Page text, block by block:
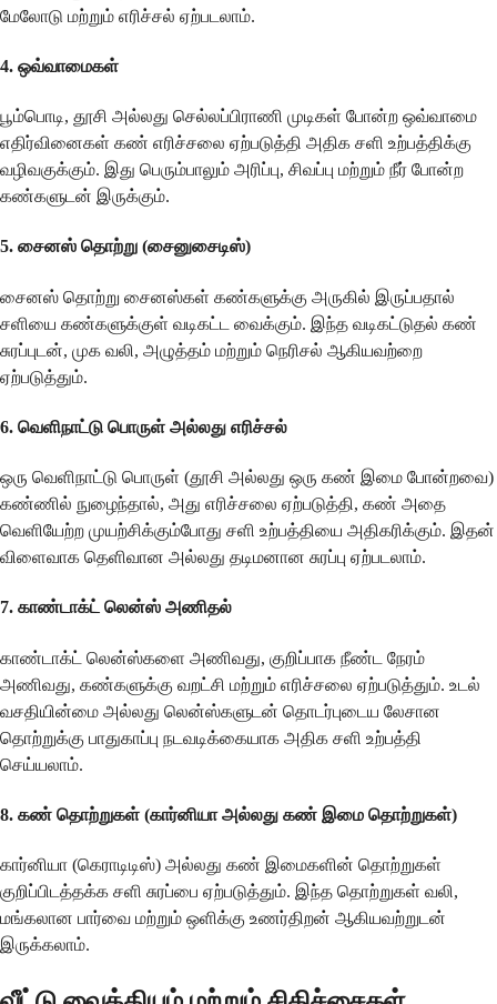
மேலோடு மற்றும் எரிச்சல் ஏற்படலாம்.
4. ஒவ்வாமைகள்
பூம்பொடி, தூசி அல்லது செல்லப்பிராணி முடிகள் போன்ற ஒவ்வாமை
எதிர்வினைகள் கண் எரிச்சலை ஏற்படுத்தி அதிக சளி உற்பத்திக்கு
வழிவகுக்கும். இது பெரும்பாலும் அரிப்பு, சிவப்பு மற்றும் நீர் போன்ற
கண்களுடன் இருக்கும்.
5. சைனஸ் தொற்று (சைனுசைடிஸ்)
சைனஸ் தொற்று சைனஸ்கள் கண்களுக்கு அருகில் இருப்பதால்
சளியை கண்களுக்குள் வடிகட்ட வைக்கும். இந்த வடிகட்டுதல் கண்
சுரப்புடன், முக வலி, அழுத்தம் மற்றும் நெரிசல் ஆகியவற்றை
ஏற்படுத்தும்.
6. வெளிநாட்டு பொருள் அல்லது எரிச்சல்
ஒரு வெளிநாட்டு பொருள் (தூசி அல்லது ஒரு கண் இமை போன்றவை)
கண்ணில் நுழைந்தால், அது எரிச்சலை ஏற்படுத்தி, கண் அதை
வெளியேற்ற முயற்சிக்கும்போது சளி உற்பத்தியை அதிகரிக்கும். இதன்
விளைவாக தெளிவான அல்லது தடிமனான சுரப்பு ஏற்படலாம்.
7. காண்டாக்ட் லென்ஸ் அணிதல்
காண்டாக்ட் லென்ஸ்களை அணிவது, குறிப்பாக நீண்ட நேரம்
அணிவது, கண்களுக்கு வறட்சி மற்றும் எரிச்சலை ஏற்படுத்தும். உடல்
வசதியின்மை அல்லது லென்ஸ்களுடன் தொடர்புடைய லேசான
தொற்றுக்கு பாதுகாப்பு நடவடிக்கையாக அதிக சளி உற்பத்தி
செய்யலாம்.
8. கண் தொற்றுகள் (கார்னியா அல்லது கண் இமை தொற்றுகள்)
கார்னியா (கெராடிடிஸ்) அல்லது கண் இமைகளின் தொற்றுகள்
குறிப்பிடத்தக்க சளி சுரப்பை ஏற்படுத்தும். இந்த தொற்றுகள் வலி,
மங்கலான பார்வை மற்றும் ஒளிக்கு உணர்திறன் ஆகியவற்றுடன்
இருக்கலாம்.